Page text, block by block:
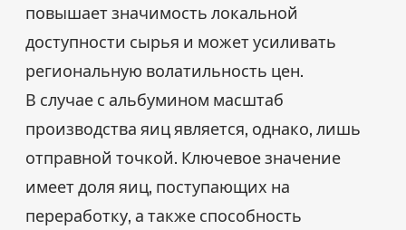
повышает значимость локальной
доступности сырья и может усиливать
региональную волатильность цен.
В случае с альбумином масштаб
производства яиц является, однако, лишь
отправной точкой. Ключевое значение
имеет доля яиц, поступающих на
переработку, а также способность